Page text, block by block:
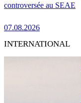
controversée au SEAE
07.08.2026
INTERNATIONAL